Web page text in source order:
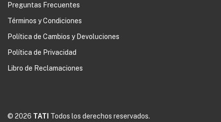
Preguntas Frecuentes
Términos y Condiciones
Política de Cambios y Devoluciones
Política de Privacidad
Libro de Reclamaciones
© 2026 TATI Todos los derechos reservados.